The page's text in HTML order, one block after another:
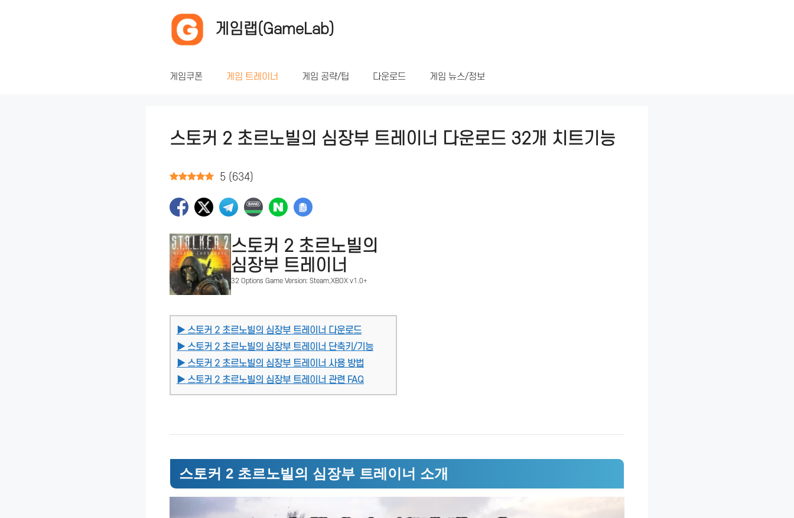
게임랩(GameLab)
게임쿠폰 게임 트레이너 게임 공략/팁 다운로드 게임 뉴스/정보
스토커 2 초르노빌의 심장부 트레이너 다운로드 32개 치트기능
5 (634)
스토커 2 초르노빌의
심장부 트레이너
32 Options Game Version: Steam,XBOX v1.0+
▶ 스토커 2 초르노빌의 심장부 트레이너 다운로드
▶ 스토커 2 초르노빌의 심장부 트레이너 단축키/기능
▶ 스토커 2 초르노빌의 심장부 트레이너 사용 방법
▶ 스토커 2 초르노빌의 심장부 트레이너 관련 FAQ
스토커 2 초르노빌의 심장부 트레이너 소개